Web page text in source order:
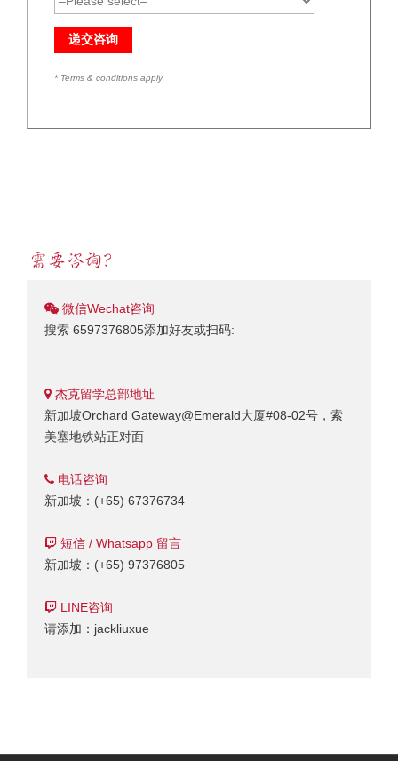
* Terms & conditions apply
微信Wechat咨询
搜索 6597376805添加好友或扫码:
杰克留学总部地址
新加坡Orchard Gateway@Emerald大厦#08-02号，索
美塞地铁站正对面
电话咨询
新加坡：(+65) 67376734
短信 / Whatsapp 留言
新加坡：(+65) 97376805
LINE咨询
请添加：jackliuxue